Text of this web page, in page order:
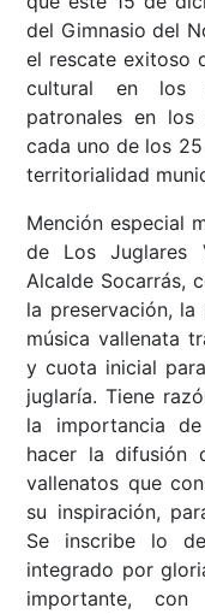
del Gimnasio del
el rescate exitoso
cultural en los
patronales en
cada uno de los
territorialidad
Mención especial
de Los Juglares
Alcalde Socarrás,
la preservación,
música vallenata
y cuota inicial
juglaría. Tiene
la importancia
hacer la difusión
vallenatos que
su inspiración,
Se inscribe lo
integrado por
importante,